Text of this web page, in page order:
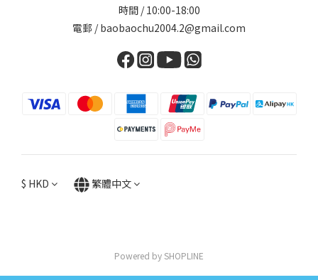
時間 / 10:00-18:00
電郵 / baobaochu2004.2@gmail.com
$ HKD 繁體中文
Powered by SHOPLINE